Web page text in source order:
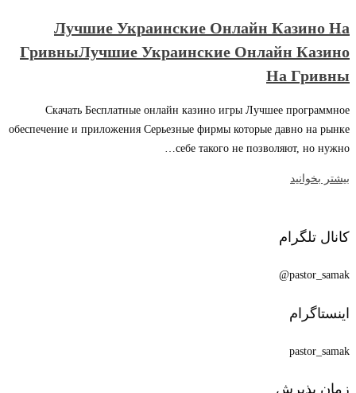
Лучшие Украинские Онлайн Казино На
ГривныЛучшие Украинские Онлайн Казино
На Гривны
Скачать Бесплатные онлайн казино игры Лучшее программное
обеспечение и приложения Серьезные фирмы которые давно на рынке
себе такого не позволяют, но нужно…
بیشتر بخوانید
کانال تلگرام
pastor_samak@
اینستاگرام
pastor_samak
زمان پذیرش